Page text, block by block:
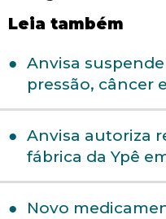
Leia também
Anvisa
pressão, câncer
Anvisa autoriza
fábrica da Ypê
Novo